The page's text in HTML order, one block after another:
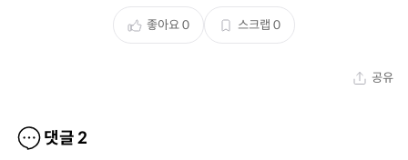
좋아요0 스크랩 0
공유
댓글2